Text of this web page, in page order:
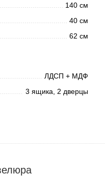
140 см
40 см
62 см
ЛДСП + МДФ
3 ящика, 2 дверцы